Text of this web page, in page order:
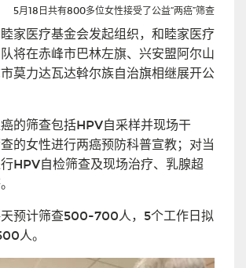
5月18日共有800多位女性接受了公益“两癌”筛查
家医疗基金会发起组织，和睦家医疗
将在赤峰市巴林左旗、兴安盟阿尔山
莫力达瓦达斡尔族自治旗相继展开公
的筛查包括HPV自采样并现场干
的女性进行两癌预防科普宣教；对当
HPV自检筛查及现场治疗、乳腺超
预计筛查500-700人，5个工作日拟
人。